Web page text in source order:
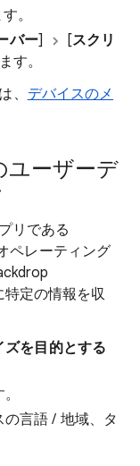
。
バー] [スクリ
す。
、 デバイスのメ
ユーザーデ
リである
ペレーティング
定の情報を収
ズを目的とする
言語 / 地域、タ